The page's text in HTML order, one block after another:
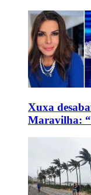
Xuxa
Maravilha: